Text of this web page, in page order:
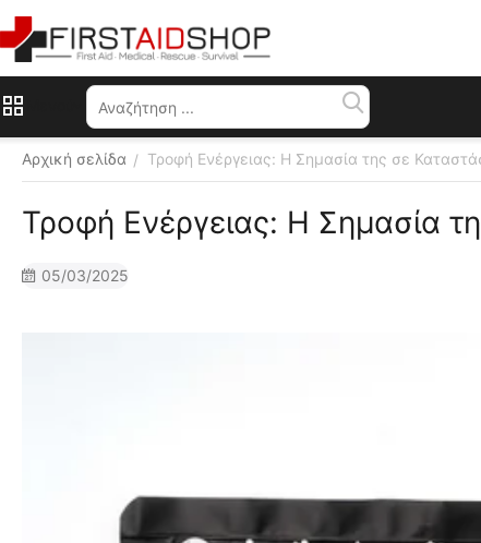
Αρχική σελίδα / Τροφή Ενέργειας: Η Σημασία της σε
Τροφή Ενέργειας: Η Σημασία
05/03/2025